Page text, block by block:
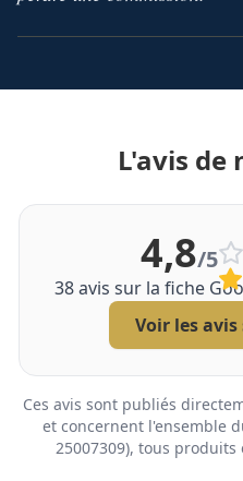
L'avis de
4,8/5
38avis sur la fiche
Voir les
Ces avis sont publiés
et concernent l'ensemble
25007309), tous